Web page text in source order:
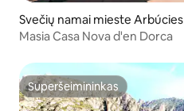
Svečių namai mieste Arbúcies
Masia Casa Nova d'en Dorca
Superšeimininkas
Superšeimininkas